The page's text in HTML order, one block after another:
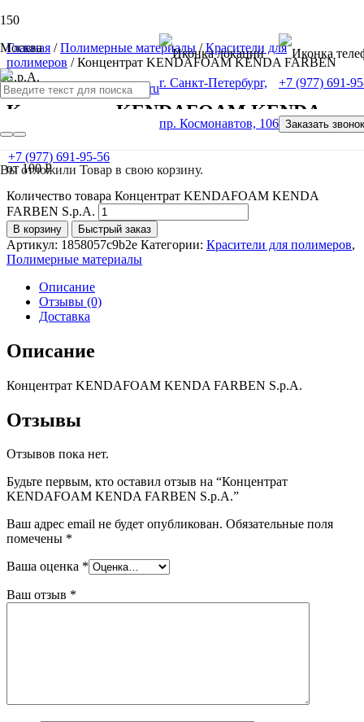
Москва
г. Санкт-Петербург,
пр. Космонавтов, 106
+7 (977) 691-
Заказать звонок
Вы отложили Товар в свою корзину.
+7 (977) 691-95-56
Главная /Полимерные материалы /Красители для
полимеров / Концентрат KENDAFOAM KENDA FARBEN
S.p.A.
Концентрат KENDAFOAM KENDA
FARBEN S.p.A.
от100Р
Количество товара Концентрат KENDAFOAM KENDA
FARBEN S.p.A.
В корзину Быстрый заказ
Артикул: 1858057c9b2e Категории: Красители для полимеров,
Полимерные материалы
Описание
Отзывы (0)
Доставка
Описание
Концентрат KENDAFOAM KENDA FARBEN S.p.A.
Отзывы
Отзывов пока нет.
Будьте первым, кто оставил отзыв на “Концентрат
KENDAFOAM KENDA FARBEN S.p.A.”
Ваш адрес email не будет опубликован. Обязательные поля
помечены *
Ваша оценка *
Ваш отзыв *